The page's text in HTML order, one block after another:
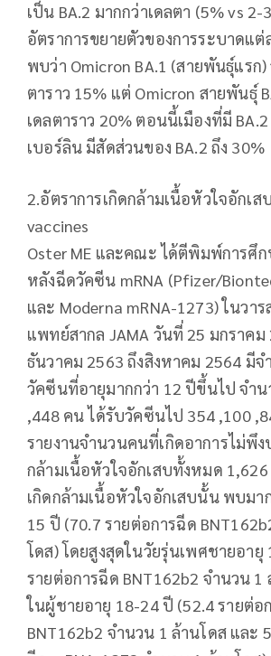
เป็น BA.2 มากกว่าเดลตา (5% vs
อัตราการขยายตัวของการระบาดแ
พบว่า Omicron BA.1 (สายพันธุ์แรก)
ตาราว 15% แต่ Omicron สายพันธุ์
เดลตาราว 20% ตอนนี้เมืองที่มี
เบอร์ลิน มีสัดส่วนของ BA.2 ถึง 30%
2.อัตราการเกิดกล้ามเนื้อหัวใจอักเส
vaccines
Oster ME และคณะ ได้ตีพิมพ์การศึ
หลังฉีดวัคซีน mRNA (Pfizer/
และ Moderna mRNA-1273) ในวาร
แพทย์สากล JAMA วันที่ 25 มกราคม
ธันวาคม 2563 ถึงสิงหาคม 2564 มี
วัคซีนที่อายุมากกว่า 12 ปีขึ้นไป จำน
,448 คน ได้รับวัคซีนไป 354 ,100
รายงานจำนวนคนที่เกิดอาการไม่พึง
กล้ามเนื้อหัวใจอักเสบทั้งหมด
เกิดกล้ามเนื้อหัวใจอักเสบนั้น พบมา
15 ปี (70.7 รายต่อการฉีด
โดส) โดยสูงสุดในวัยรุ่นเพศชายอายุ
รายต่อการฉีด BNT162b2 จำนวน 1
ในผู้ชายอายุ 18-24 ปี (52.4 รายต่อ
BNT162b2 จำนวน 1 ล้านโดส และ